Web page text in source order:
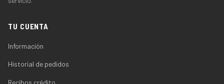
TU CUENTA
Información
Historial de pedidos
Recibos crédito